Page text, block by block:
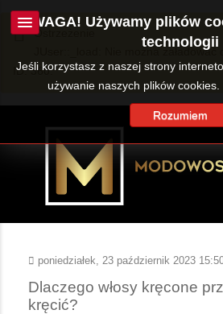
Ostrzeżenie
JUser::_load: Nie można załadować
ID: 360.
poniedziałek, 23 październik 2023
Dlaczego włosy kręcone
kręcić?
UWAGA! Używamy plików
technologii
Jeśli korzystasz z naszej strony
używanie naszych plików cookies.
Rozumiem